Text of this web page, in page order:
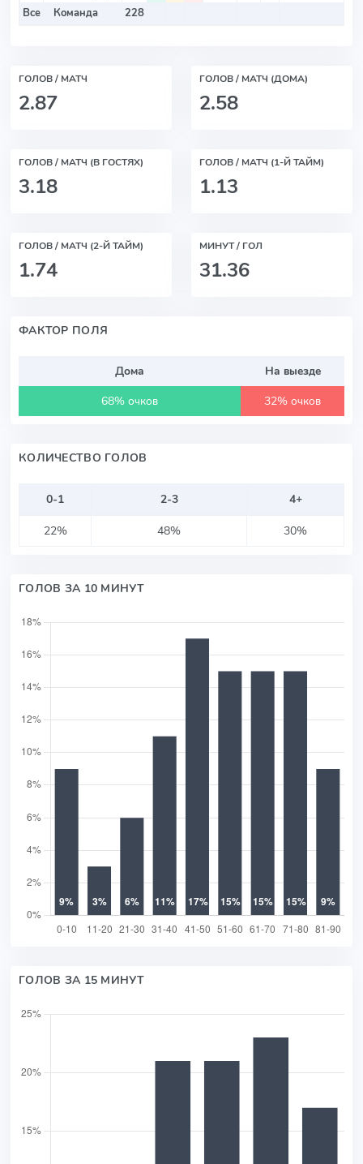
Все
Команда 228
ГОЛОВ / МАТЧ
2.87
ГОЛОВ / МАТЧ (ДОМА)
2.58
ГОЛОВ / МАТЧ (В ГОСТЯХ)
3.18
ГОЛОВ / МАТЧ (1-Й ТАЙМ)
1.13
ГОЛОВ / МАТЧ (2-Й ТАЙМ)
1.74
МИНУТ / ГОЛ
31.36
ФАКТОР ПОЛЯ
Дома
На выезде
68% очков
32% очков
КОЛИЧЕСТВО ГОЛОВ
0-1 2-3
4+
22%
48% 30%
ГОЛОВ ЗА 10 МИНУТ
ГОЛОВ ЗА 15 МИНУТ